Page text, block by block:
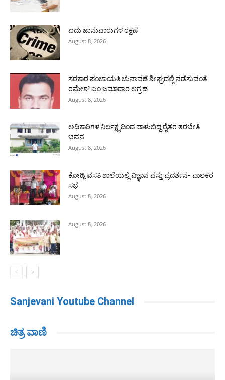
ಐದು ಜಾನುವಾರುಗಳ ರಕ್ಷಣೆ
August 8, 2026
ಸರಕಾರ ಪಂಚಾಯತಿ ಚುನಾವಣೆ ಶೀಘ್ರದಲ್ಲಿ ನಡೆಸುವಂತೆ
ರಮೇಶ್ ಎಂ ಜಮಾದಾರ ಆಗ್ರಹ
August 8, 2026
ಅಧಿಕಾರಿಗಳ ನಿರ್ಲಕ್ಷ್ಯದಿಂದ ಪಾಳುಬಿದ್ದ ರೈತರ ತರಬೇತಿ
ಭವನ
August 8, 2026
ಕೋಡ್ಲಿ ವಸತಿ ಶಾಲೆಯಲ್ಲಿ ವಿಜ್ಞಾನ ವಸ್ತು ಪ್ರದರ್ಶನ- ಪಾಲಕರ
ಸಭೆ
August 8, 2026
August 8, 2026
Sanjevani Youtube Channel
ಚಿತ್ರ ವಾಣಿ